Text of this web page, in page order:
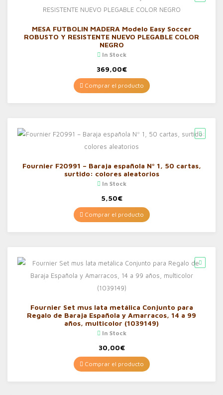
MESA FUTBOLIN MADERA Modelo Easy Soccer
ROBUSTO Y RESISTENTE NUEVO PLEGABLE COLOR
NEGRO
In Stock
369,00€
Comprar el producto
Fournier F20991 – Baraja española Nº 1, 50 cartas,
surtido: colores aleatorios
In Stock
5,50€
Comprar el producto
Fournier Set mus lata metálica Conjunto para
Regalo de Baraja Española y Amarracos, 14 a 99
años, multicolor (1039149)
In Stock
30,00€
Comprar el producto